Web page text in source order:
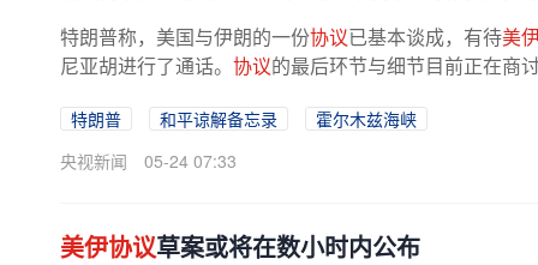
特朗普称，美国与伊朗的一份协议已基本谈成，有待美
尼亚胡进行了通话。 协议的最后环节与细节目前正在商
特朗普 和平谅解备忘录
霍尔木兹海峡
央视新闻
05-24 07:33
美伊协议草案或将在数小时内公布